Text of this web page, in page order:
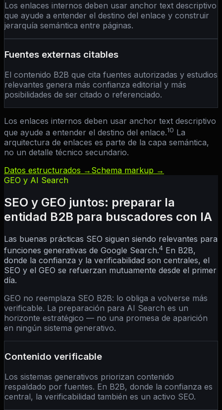
Los enlaces internos deben usar anchor text descriptivo
que ayude a entender el destino del enlace y construir
jerarquía semántica entre páginas.
Fuentes externas citables
El contenido B2B que cita fuentes autorizadas y estudios
relevantes genera más confianza editorial y más
posibilidades de ser citado o referenciado.
Los enlaces internos deben usar anchor text descriptivo
que ayude a entender el destino del enlace.10 La
arquitectura de enlaces es parte de la capa semántica,
no un detalle técnico secundario.
Datos estructurados → Schema markup →
GEO y AI Search
SEO y GEO juntos: preparar la
entidad B2B para buscadores con IA
Las buenas prácticas SEO siguen siendo relevantes para
funciones generativas de Google Search.4 En B2B,
donde la confianza y la verificabilidad son centrales, el
SEO y el GEO se refuerzan mutuamente desde el primer
día.
GEO no reemplaza SEO B2B: lo obliga a volverse más
verificable. La preparación para AI Search es un
horizonte estratégico — no una promesa de aparición
en ningún sistema generativo.
Contenido verificable
Los sistemas generativos priorizan contenido
respaldado por fuentes. En B2B, donde la confianza es
central, la verificabilidad también es un activo SEO.